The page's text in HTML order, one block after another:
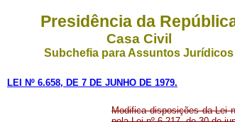
Presidência da
Casa Civil
Subchefia para Assuntos Jurídicos
LEI Nº 6.658, DE 7 DE JUNHO DE 1979.
Modifica disposições da Lei